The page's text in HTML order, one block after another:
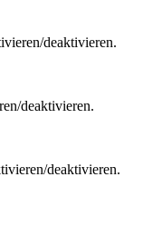
deaktivieren.
deaktivieren.
deaktivieren.